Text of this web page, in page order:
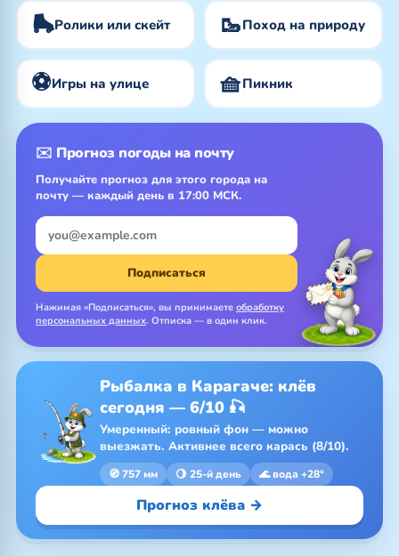
🛼Ролики или скейт 🥾Поход на природу
⚽Игры на улице 🧺Пикник
✉️ Прогноз погоды на почту
Получайте прогноз для этого города на
почту — каждый день в 17:00 МСК.
Подписаться
Нажимая «Подписаться», вы принимаете обработку
персональных данных. Отписка — в один клик.
Рыбалка в Карагаче: клёв
сегодня — 6/10 🎣
Умеренный: ровный фон — можно
выезжать. Активнее всего карась (8/10).
🧭 757 мм 🌖 25-й день 🌊 вода +28°
Прогноз клёва →